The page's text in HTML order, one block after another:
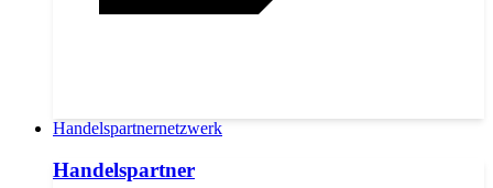
Handelspartnernetzwerk
Handelspartner